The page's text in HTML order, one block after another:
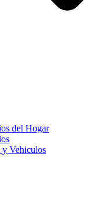
del Hogar
y Vehiculos